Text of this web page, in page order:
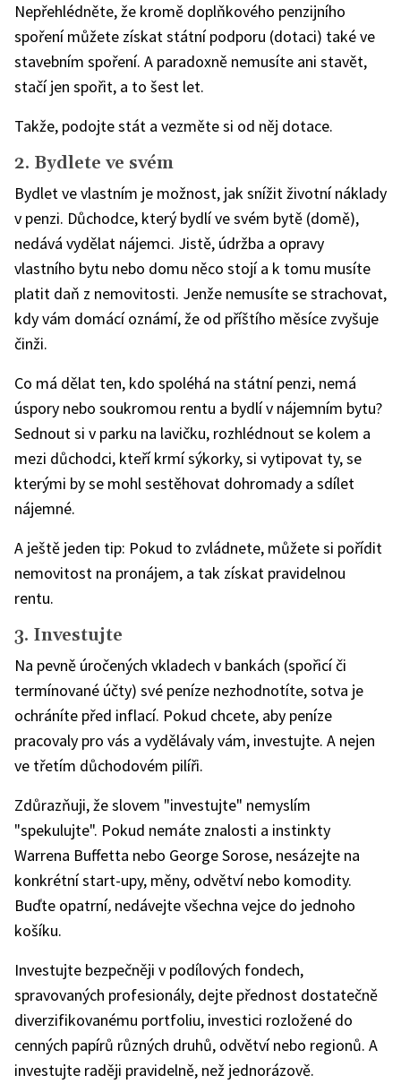
Nepřehlédněte, že kromě doplňkového penzijního
spoření můžete získat státní podporu (dotaci) také ve
stavebním spoření. A paradoxně nemusíte ani stavět,
stačí jen spořit, a to šest let.
Takže, podojte stát a vezměte si od něj dotace.
2. Bydlete ve svém
Bydlet ve vlastním je možnost, jak snížit životní náklady
v penzi. Důchodce, který bydlí ve svém bytě (domě),
nedává vydělat nájemci. Jistě, údržba a opravy
vlastního bytu nebo domu něco stojí a k tomu musíte
platit daň z nemovitosti. Jenže nemusíte se strachovat,
kdy vám domácí oznámí, že od příštího měsíce zvyšuje
činži.
Co má dělat ten, kdo spoléhá na státní penzi, nemá
úspory nebo soukromou rentu a bydlí v nájemním bytu?
Sednout si v parku na lavičku, rozhlédnout se kolem a
mezi důchodci, kteří krmí sýkorky, si vytipovat ty, se
kterými by se mohl sestěhovat dohromady a sdílet
nájemné.
A ještě jeden tip: Pokud to zvládnete, můžete si pořídit
nemovitost na pronájem, a tak získat pravidelnou
rentu.
3. Investujte
Na pevně úročených vkladech v bankách (spořicí či
termínované účty) své peníze nezhodnotíte, sotva je
ochráníte před inflací. Pokud chcete, aby peníze
pracovaly pro vás a vydělávaly vám, investujte. A nejen
ve třetím důchodovém pilíři.
Zdůrazňuji, že slovem "investujte" nemyslím
"spekulujte". Pokud nemáte znalosti a instinkty
Warrena Buffetta nebo George Sorose, nesázejte na
konkrétní start-upy, měny, odvětví nebo komodity.
Buďte opatrní, nedávejte všechna vejce do jednoho
košíku.
Investujte bezpečněji v podílových fondech,
spravovaných profesionály, dejte přednost dostatečně
diverzifikovanému portfoliu, investici rozložené do
cenných papírů různých druhů, odvětví nebo regionů. A
investujte raději pravidelně, než jednorázově.